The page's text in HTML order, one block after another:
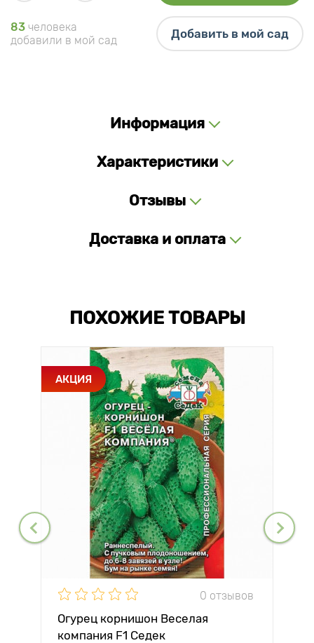
83 человека
добавили в мой сад
Добавить в мой сад
Информация
Характеристики
Отзывы
Доставка и оплата
ПОХОЖИЕ ТОВАРЫ
АКЦИЯ
0 отзывов
Огурец корнишон Веселая
компания F1 Седек